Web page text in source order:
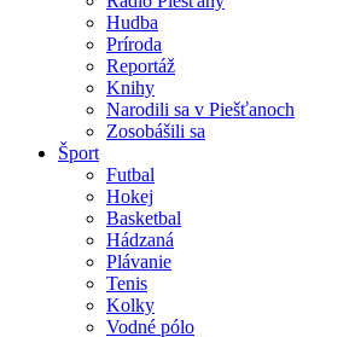
Hudba
Príroda
Reportáž
Knihy
Narodili sa v Piešťanoch
Zosobášili sa
Šport
Futbal
Hokej
Basketbal
Hádzaná
Plávanie
Tenis
Kolky
Vodné pólo